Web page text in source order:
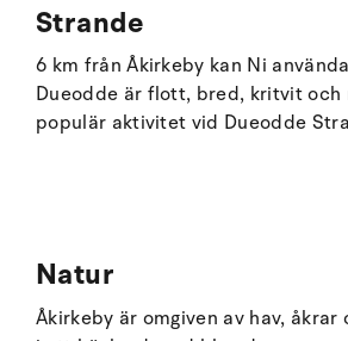
Strande
6 km från Åkirkeby kan Ni
Dueodde är flott, bred, kritvit
populär aktivitet vid Dueodde
Natur
Åkirkeby är omgiven av hav,